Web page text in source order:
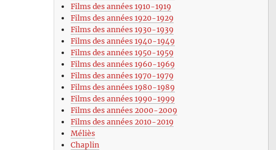
Films des années 1910-1919
Films des années 1920-1929
Films des années 1930-1939
Films des années 1940-1949
Films des années 1950-1959
Films des années 1960-1969
Films des années 1970-1979
Films des années 1980-1989
Films des années 1990-1999
Films des années 2000-2009
Films des années 2010-2019
Méliès
Chaplin